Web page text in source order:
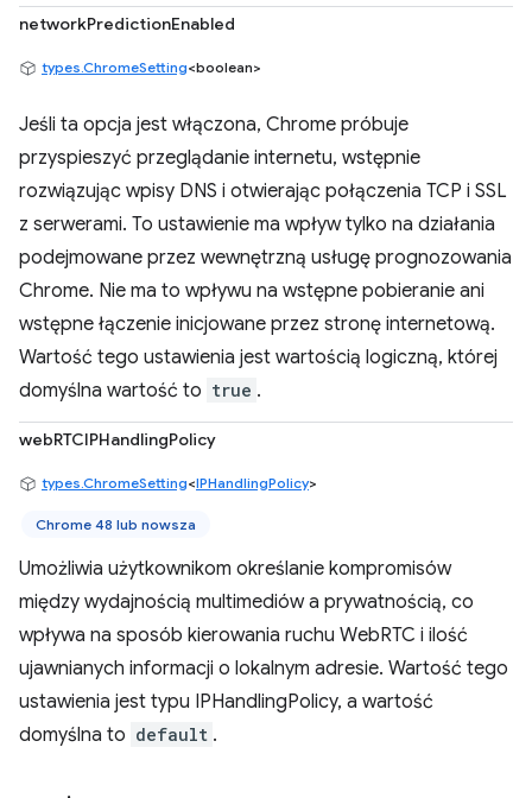
networkPredictionEnabled
types.ChromeSetting<boolean>
Jeśli ta opcja jest włączona, Chrome próbuje
przyspieszyć przeglądanie internetu, wstępnie
rozwiązując wpisy DNS i otwierając połączenia TCP i SSL
z serwerami. To ustawienie ma wpływ tylko na działania
podejmowane przez wewnętrzną usługę prognozowania
Chrome. Nie ma to wpływu na wstępne pobieranie ani
wstępne łączenie inicjowane przez stronę internetową.
Wartość tego ustawienia jest wartością logiczną, której
domyślna wartość to true .
webRTCIPHandlingPolicy
types.ChromeSetting<IPHandlingPolicy>
Chrome 48 lub nowsza
Umożliwia użytkownikom określanie kompromisów
między wydajnością multimediów a prywatnością, co
wpływa na sposób kierowania ruchu WebRTC i ilość
ujawnianych informacji o lokalnym adresie. Wartość tego
ustawienia jest typu IPHandlingPolicy, a wartość
domyślna to default .